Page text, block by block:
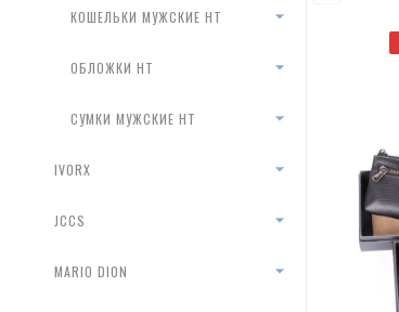
КОШЕЛЬКИ МУЖСКИЕ HT
ОБЛОЖКИ HT
СУМКИ МУЖСКИЕ HT
IVORX
JCCS
MARIO DION